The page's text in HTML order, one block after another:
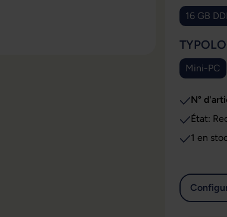
16 GB
Mini-PC
N°
État:
1 en